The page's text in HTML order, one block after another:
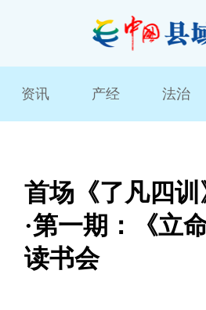
资讯 产经 法治
首场《了凡四
·第一期：《立
读书会